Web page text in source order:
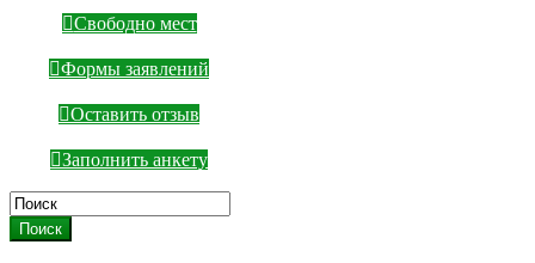
Свободно мест
Формы заявлений
Оставить отзыв
Заполнить анкету
Поиск